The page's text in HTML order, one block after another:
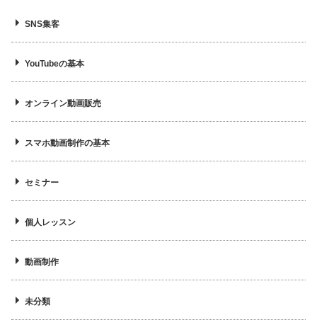
SNS集客
YouTubeの基本
オンライン動画販売
スマホ動画制作の基本
セミナー
個人レッスン
動画制作
未分類